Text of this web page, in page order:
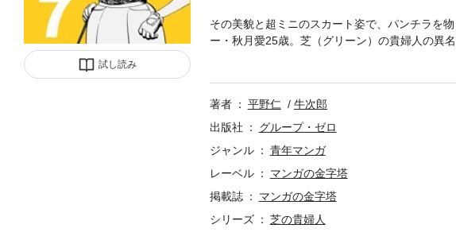
試し読み
その美貌と超ミニのスカート姿で、パンチラを
ー・秋月愛25歳。芝（グリーン）の貴婦人の異
ほど。そんな愛の恋人・桐山は新ゴルフ場建設
著者
平野仁
牛次郎
出版社
グループ・ゼロ
ジャンル
青年マンガ
レーベル
マンガの金字塔
掲載誌
マンガの金字塔
シリーズ
芝の貴婦人